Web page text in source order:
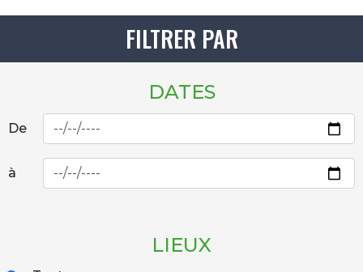
FILTRER PAR
DATES
De
à
LIEUX